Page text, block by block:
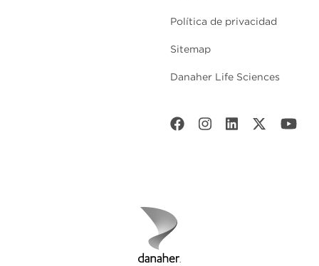
Política de privacidad
Sitemap
Danaher Life Sciences